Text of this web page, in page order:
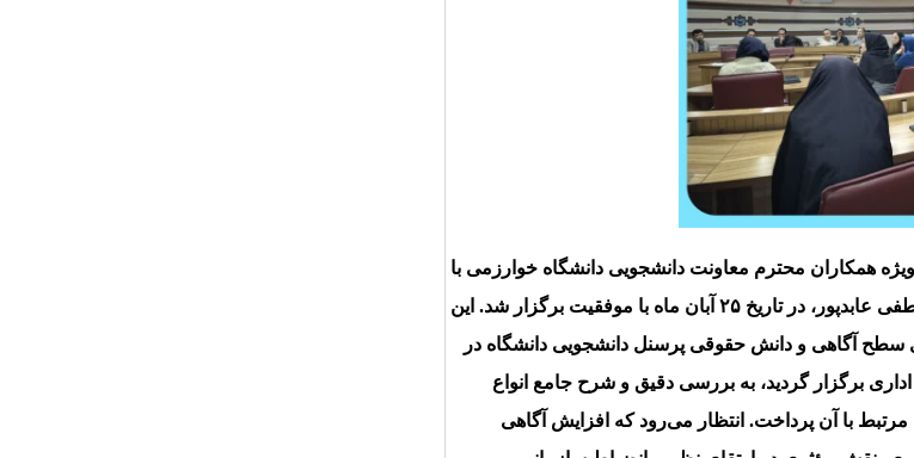
همکاران محترم معاونت دانشجویی دانشگاه خوارزمی با
حضور و تدریس جناب آقای مصطفی عابدپور، در تاریخ ۲۵ آبان ماه با موفقیت برگزار شد. این
سطح آگاهی و دانش حقوقی پرسنل دانشجویی دانشگاه در
برگزار گردید، به بررسی دقیق و شرح جامع انواع
مرتبط با آن پرداخت. انتظار می‌رود که افزایش آگاهی